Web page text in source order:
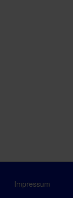
Impressum